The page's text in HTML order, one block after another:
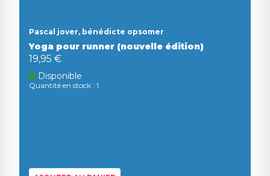
Pascal jover, bénédicte opsomer
Yoga pour runner (nouvelle édition)
19,95 €
Disponible
Quantité en stock : 1